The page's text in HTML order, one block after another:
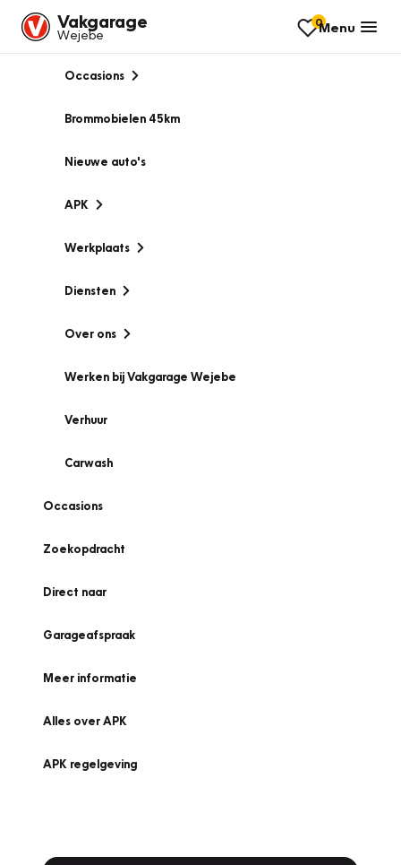
Vakgarage
Wejebe
0Menu
Occasions
Brommobielen 45km
Nieuwe auto's
APK
Werkplaats
Diensten
Over ons
Werken bij Vakgarage Wejebe
Verhuur
Carwash
Occasions
Zoekopdracht
Direct naar
Garageafspraak
Meer informatie
Alles over APK
APK regelgeving